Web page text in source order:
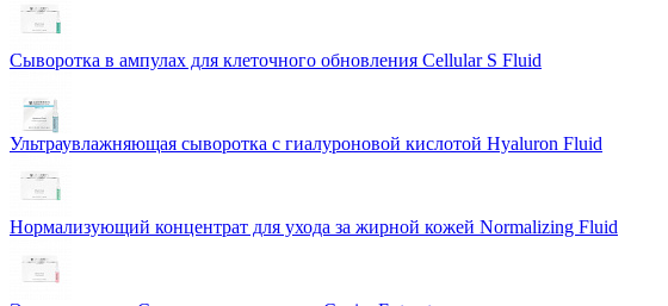
Сыворотка в ампулах для клеточного обновления Cellular S Fluid
Ультраувлажняющая сыворотка с гиалуроновой кислотой Hyaluron Fluid
Нормализующий концентрат для ухода за жирной кожей Normalizing Fluid